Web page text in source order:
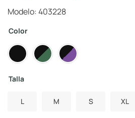
Modelo: 403228
Color
Talla
L M S XL